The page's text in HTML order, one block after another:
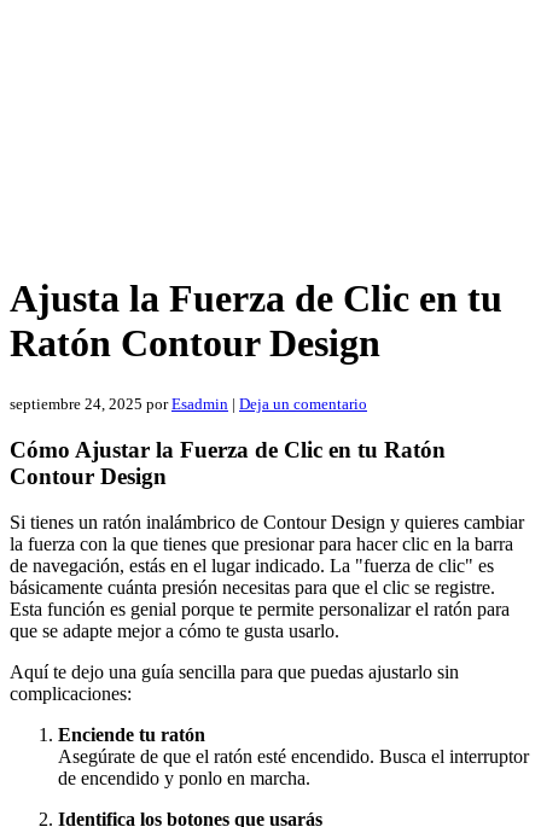
Ajusta la Fuerza de Clic en tu
Ratón Contour Design
septiembre 24, 2025 porEsadmin | Deja un comentario
Cómo Ajustar la Fuerza de Clic en tu Ratón
Contour Design
Si tienes un ratón inalámbrico de Contour Design y quieres cambiar
la fuerza con la que tienes que presionar para hacer clic en la barra
de navegación, estás en el lugar indicado. La "fuerza de clic" es
básicamente cuánta presión necesitas para que el clic se registre.
Esta función es genial porque te permite personalizar el ratón para
que se adapte mejor a cómo te gusta usarlo.
Aquí te dejo una guía sencilla para que puedas ajustarlo sin
complicaciones:
Enciende tu ratón
Asegúrate de que el ratón esté encendido. Busca el interruptor
de encendido y ponlo en marcha.
Identifica los botones que usarás